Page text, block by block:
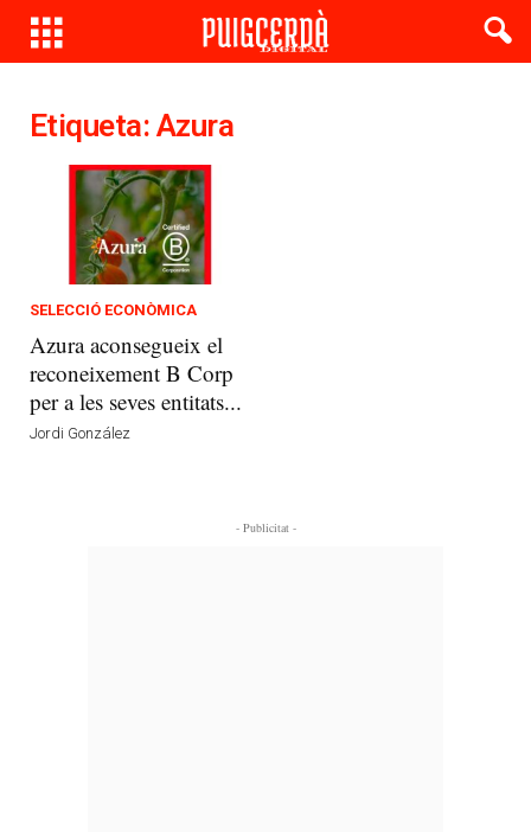
Etiqueta: Azura
SELECCIÓ ECONÒMICA
Azura aconsegueix el
reconeixement B Corp
per a les seves entitats...
Jordi González
- Publicitat -